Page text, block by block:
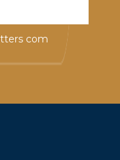
com